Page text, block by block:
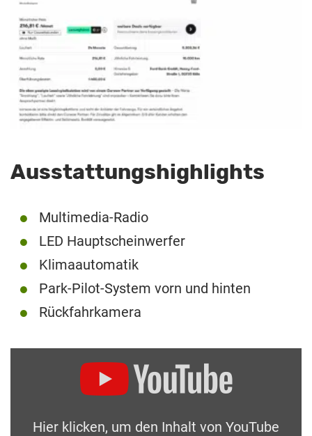
Ausstattungshighlights
Multimedia-Radio
LED Hauptscheinwerfer
Klimaautomatik
Park-Pilot-System vorn und hinten
Rückfahrkamera
Hier klicken, um den Inhalt von YouTube